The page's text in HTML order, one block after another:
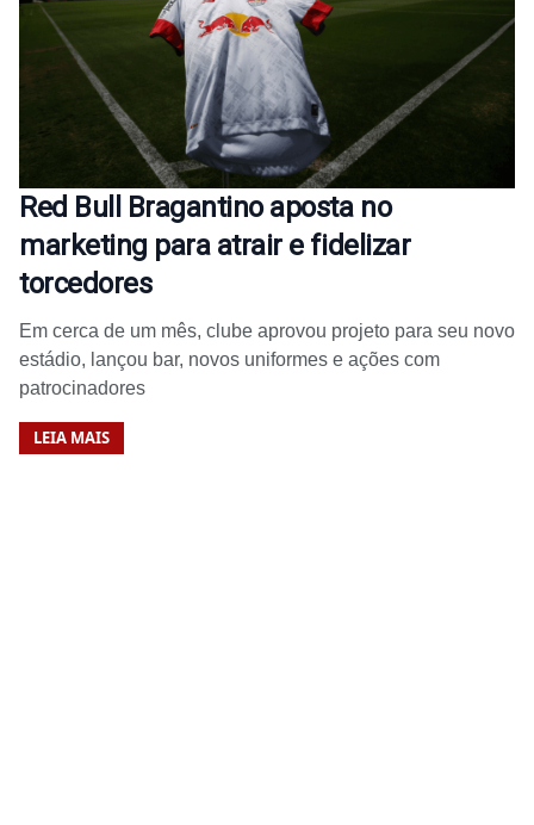
Red Bull Bragantino aposta no
marketing para atrair e fidelizar
torcedores
Em cerca de um mês, clube aprovou projeto para seu novo
estádio, lançou bar, novos uniformes e ações com
patrocinadores
LEIA MAIS